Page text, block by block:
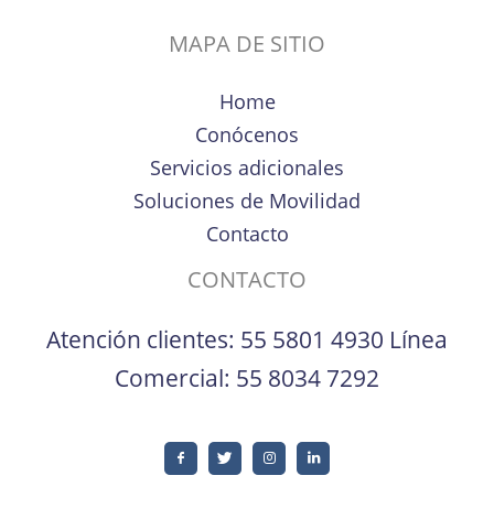
MAPA DE SITIO
Home
Conócenos
Servicios adicionales
Soluciones de Movilidad
Contacto
CONTACTO
Atención clientes: 55 5801 4930 Línea
Comercial: 55 8034 7292